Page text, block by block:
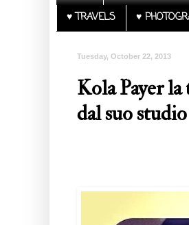
♥ TRAVELS
♥
Tuesday, October 22, 2013
Kola Payer
dal suo